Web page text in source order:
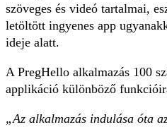
szöveges és videó tartalmai,
letöltött ingyenes app
ideje alatt.
A PregHello alkalmazás 100
applikáció különböző
„Az alkalmazás indulása óta